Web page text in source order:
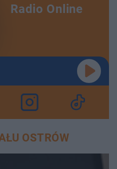
Radio Online
OSTRÓW